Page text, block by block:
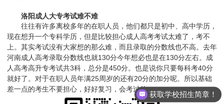
洛阳成人大专考试难不难
往往有许多离校多年的在职人员，他们都只是初中、高中学历，
现在想升一个专科学历，但是比较担心成人高考考试太难了，考不
上。其实考试没有大家想的那么难，而且录取的分数线也不高。去年
河南成人高考录取分数线也就130分今年想必也是在130分左右。成
人高考高升专考试共3科，总分是450分。也是说你只要每科考40分
就好了。对于在职人员年满25周岁的还有20分的加分呢。所以基础
差一点的考生不要担心，好好复习，会考过的。
获取学校招生简章！